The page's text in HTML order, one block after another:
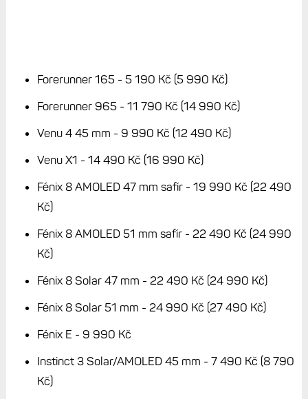
Forerunner 165 - 5 190 Kč (5 990 Kč)
Forerunner 965 - 11 790 Kč (14 990 Kč)
Venu 4 45 mm - 9 990 Kč (12 490 Kč)
Venu X1 - 14 490 Kč (16 990 Kč)
Fénix 8 AMOLED 47 mm safír - 19 990 Kč (22 490
Kč)
Fénix 8 AMOLED 51 mm safír - 22 490 Kč (24 990
Kč)
Fénix 8 Solar 47 mm - 22 490 Kč (24 990 Kč)
Fénix 8 Solar 51 mm - 24 990 Kč (27 490 Kč)
Fénix E - 9 990 Kč
Instinct 3 Solar/AMOLED 45 mm - 7 490 Kč (8 790
Kč)